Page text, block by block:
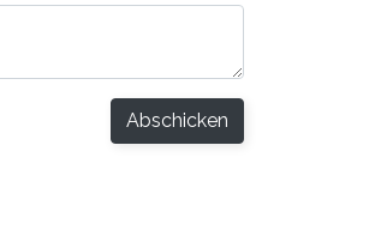
Abschicken